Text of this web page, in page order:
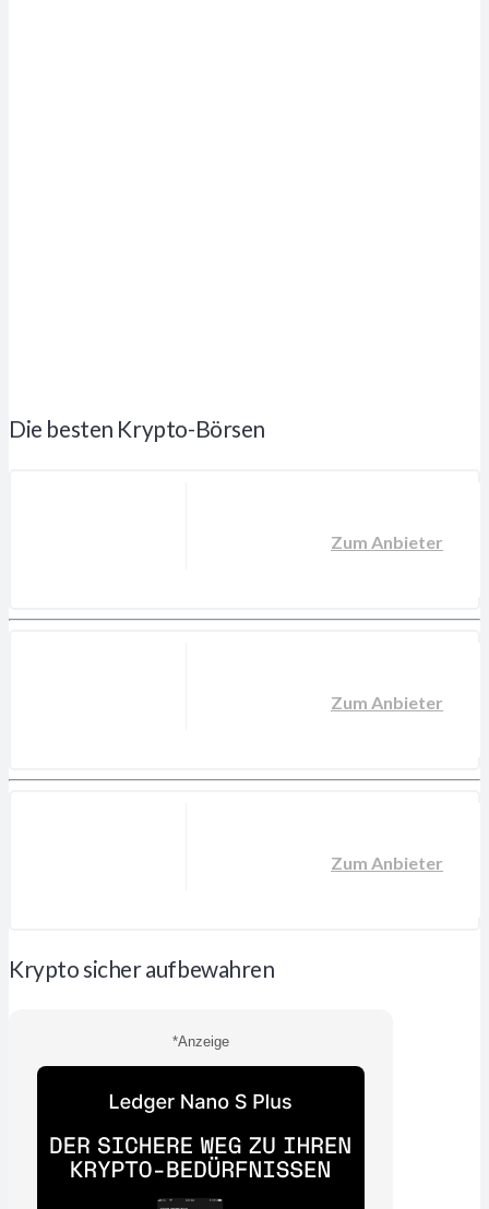
Die besten Krypto-Börsen
Zum Anbieter
Zum Anbieter
Zum Anbieter
Krypto sicher aufbewahren
*Anzeige